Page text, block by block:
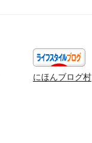
にほんブログ村